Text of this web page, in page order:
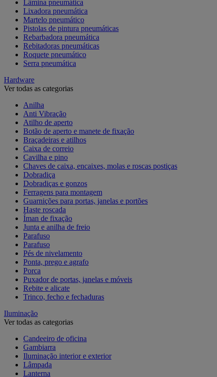
Lâmina pneumática
Lixadora pneumática
Martelo pneumático
Pistolas de pintura pneumáticas
Rebarbadora pneumática
Rebitadoras pneumáticas
Roquete pneumático
Serra pneumática
Hardware
Ver todas as categorias
Anilha
Anti Vibração
Atilho de aperto
Botão de aperto e manete de fixação
Braçadeiras e atilhos
Caixa de correio
Cavilha e pino
Chaves de caixa, encaixes, molas e roscas postiças
Dobradiça
Dobradiças e gonzos
Ferragens para montagem
Guarnições para portas, janelas e portões
Haste roscada
Íman de fixação
Junta e anilha de freio
Parafuso
Parafuso
Pés de nivelamento
Ponta, prego e agrafo
Porca
Puxador de portas, janelas e móveis
Rebite e alicate
Trinco, fecho e fechaduras
Iluminação
Ver todas as categorias
Candeeiro de oficina
Gambiarra
Iluminação interior e exterior
Lâmpada
Lanterna